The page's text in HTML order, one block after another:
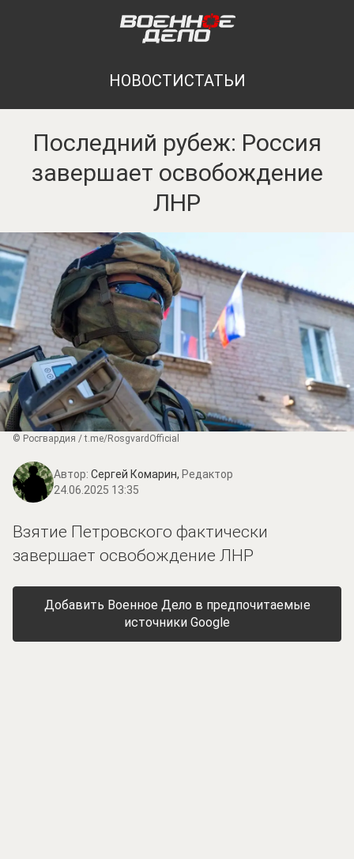
НОВОСТИСТАТЬИ
Последний рубеж: Россия
завершает освобождение
ЛНР
© Росгвардия / t.me/RosgvardOfficial
Автор: Сергей Комарин, Редактор
24.06.2025 13:35
Взятие Петровского фактически
завершает освобождение ЛНР
Добавить Военное Дело в предпочитаемые
источники Google